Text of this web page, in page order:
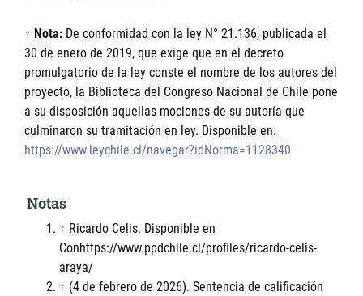
↑ Nota: De conformidad con la ley N° 21.136, publicada el
30 de enero de 2019, que exige que en el decreto
promulgatorio de la ley conste el nombre de los autores del
proyecto, la Biblioteca del Congreso Nacional de Chile pone
a su disposición aquellas mociones de su autoría que
culminaron su tramitación en ley. Disponible en:
https://www.leychile.cl/navegar?idNorma=1128340
Notas
↑ Ricardo Celis. Disponible en
Conhttps://www.ppdchile.cl/profiles/ricardo-celis-
araya/
↑ (4 de febrero de 2026). Sentencia de calificación